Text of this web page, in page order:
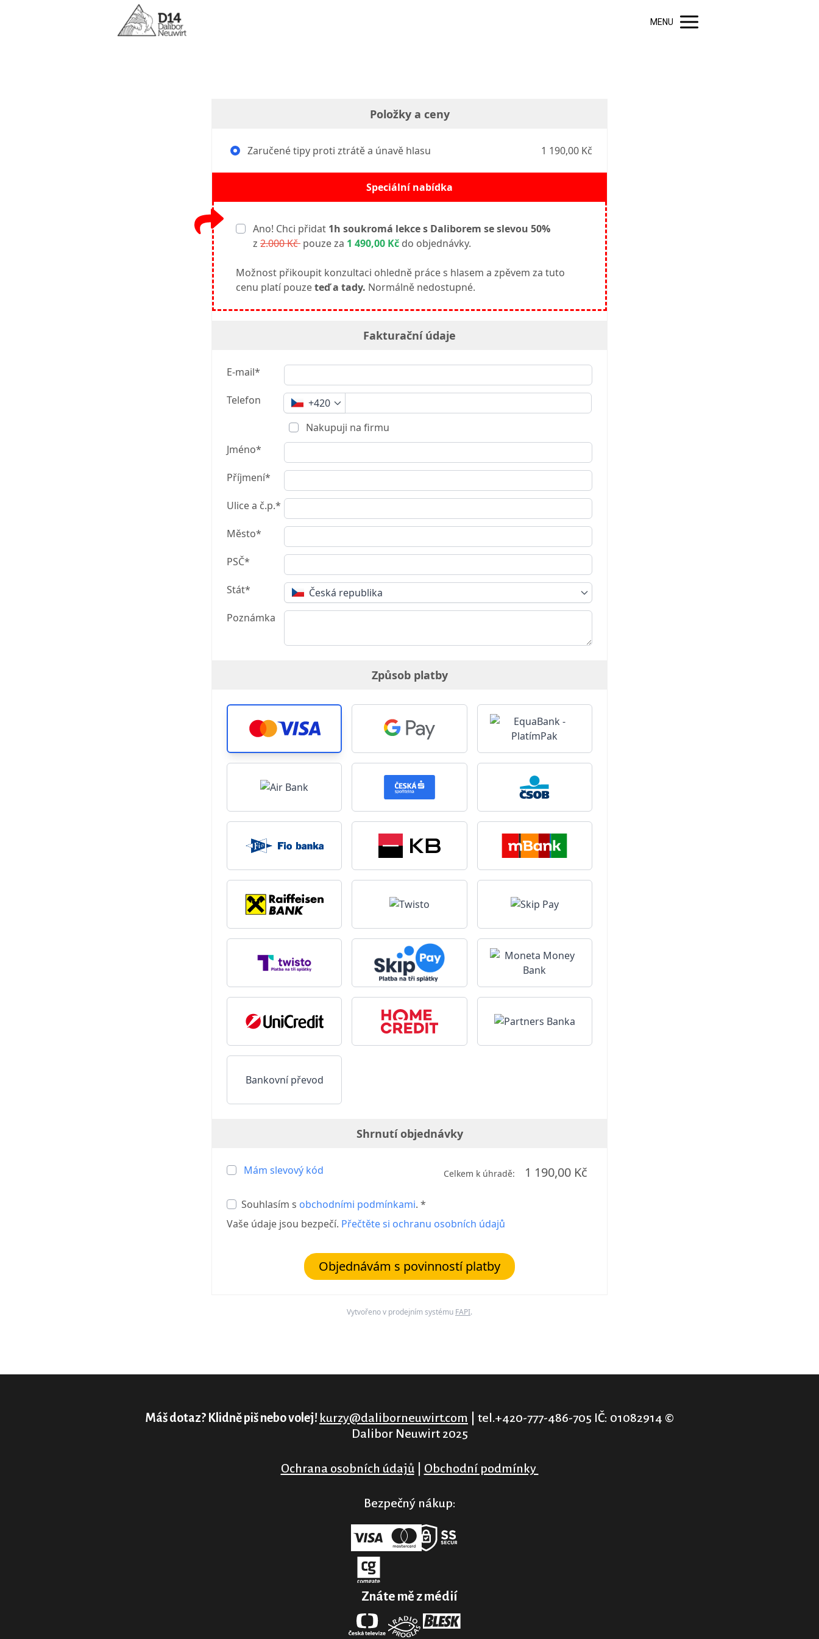
MENU
Položky a ceny
Zaručené tipy proti ztrátě a únavě hlasu 1 190,00 Kč
Speciální nabídka
Ano! Chci přidat 1h soukromá lekce s Daliborem se slevou 50%
z 2.000 Kč pouze za 1 490,00 Kč do objednávky.
Možnost přikoupit konzultaci ohledně práce s hlasem a zpěvem za tuto
cenu platí pouzeteď a tady. Normálně nedostupné.
Fakturační údaje
E-mail*
Telefon
+420
Nakupuji na firmu
Jméno*
Příjmení*
Ulice a č.p.*
Město*
PSČ*
Stát*
Česká republika
Poznámka
Způsob platby
Bankovní převod
Shrnutí objednávky
Mám slevový kód Celkem k úhradě: 1 190,00 Kč
Souhlasím s obchodními podmínkami. *
Vaše údaje jsou bezpečí. Přečtěte si ochranu osobních údajů
Objednávám s povinností platby
Vytvořeno v prodejním systému FAPI.
Máš dotaz? Klidně piš nebo volej! kurzy@daliborneuwirt.com | tel.+420-777-486-705 IČ: 01082914 ©
Dalibor Neuwirt 2025
Ochrana osobních údajů| Obchodní podmínky
Bezpečný nákup:
Znáte mě z médií